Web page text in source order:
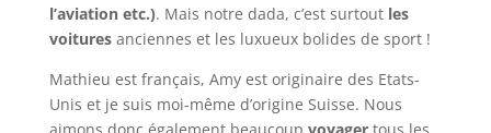
l’aviation etc.). Mais notre dada, c’est surtout les
voituresanciennes et les luxueux bolides de sport !
Mathieu est français, Amy est originaire des Etats-
Unis et je suis moi-même d’origine Suisse. Nous
aimons donc également beaucoup voyagertous les